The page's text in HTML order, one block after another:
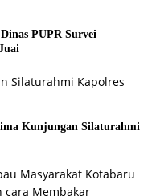
PUPR Survei
Kunjungan Silaturahmi